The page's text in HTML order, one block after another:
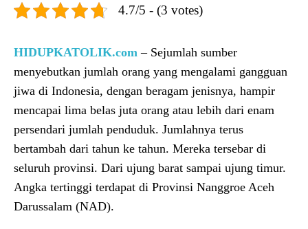
4.7/5 - (3 votes)
HIDUPKATOLIK.com – Sejumlah sumber
menyebutkan jumlah orang yang mengalami gangguan
jiwa di Indonesia, dengan beragam jenisnya, hampir
mencapai lima belas juta orang atau lebih dari enam
persendari jumlah penduduk. Jumlahnya terus
bertambah dari tahun ke tahun. Mereka tersebar di
seluruh provinsi. Dari ujung barat sampai ujung timur.
Angka tertinggi terdapat di Provinsi Nanggroe Aceh
Darussalam (NAD).